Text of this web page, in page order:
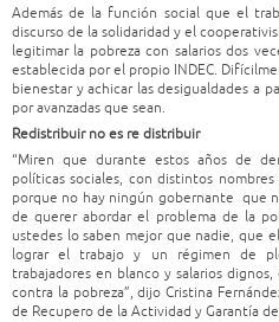
Además de la función social que el
discurso de la solidaridad y el
legitimar la pobreza con salarios dos
establecida por el propio INDEC.
bienestar y achicar las desigualdades a
por avanzadas que sean.
Redistribuir no es re distribuir
“Miren que durante estos años de
políticas sociales, con distintos
porque no hay ningún gobernante que
de querer abordar el problema de la
ustedes lo saben mejor que nadie, que
lograr el trabajo y un régimen de
trabajadores en blanco y salarios
contra la pobreza”, dijo Cristina
de Recupero de la Actividad y Garantía